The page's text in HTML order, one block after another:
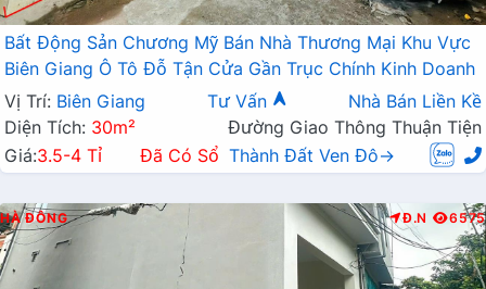
Bất Động Sản Chương Mỹ Bán Nhà Thương Mại Khu Vực
Biên Giang Ô Tô Đỗ Tận Cửa Gần Trục Chính Kinh Doanh
Vị Trí: Biên Giang Tư Vấn
Nhà Bán Liền Kề
Diện Tích: 30m²
Đường Giao Thông Thuận Tiện
Giá:3.5-4 Tỉ Đã Có Sổ Thành Đất Ven Đô→
HÀ ĐÔNG Đ.N 6575